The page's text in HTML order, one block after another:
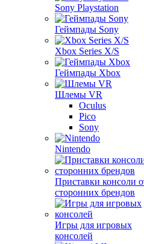
Sony Playstation
Геймпады Sony
Xbox Series X/S
Геймпады Xbox
Шлемы VR
Oculus
Pico
Sony
Nintendo
Приставки консоли
сторонних брендов
Игры для игровых
консолей